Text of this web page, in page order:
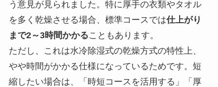
う意見が見られました。特に厚手の衣類やタオル
を多く乾燥させる場合、標準コースでは仕上がり
まで2～3時間かかることもあります。
ただし、これは水冷除湿式の乾燥方式の特性上、
やや時間がかかる仕様になっているためです。短
縮したい場合は、「時短コースを活用する」「厚